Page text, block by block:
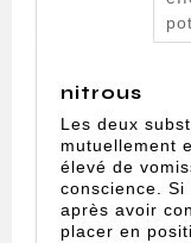
nitrous
Les deux
mutuellement
élevé de
conscience.
après avoir
placer en